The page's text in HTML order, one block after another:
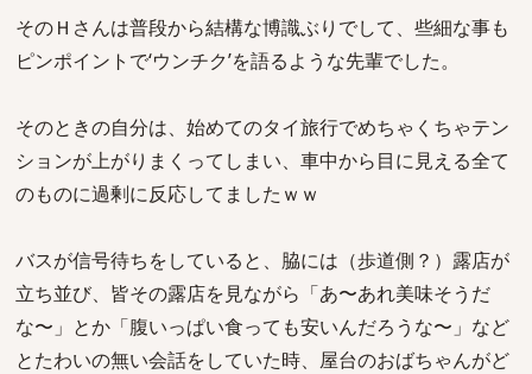
そのＨさんは普段から結構な博識ぶりでして、些細な事も
ピンポイントで‘ウンチク’を語るような先輩でした。
そのときの自分は、始めてのタイ旅行でめちゃくちゃテン
ションが上がりまくってしまい、車中から目に見える全て
のものに過剰に反応してましたｗｗ
バスが信号待ちをしていると、脇には（歩道側？）露店が
立ち並び、皆その露店を見ながら「あ〜あれ美味そうだ
な〜」とか「腹いっぱい食っても安いんだろうな〜」など
とたわいの無い会話をしていた時、屋台のおばちゃんがど